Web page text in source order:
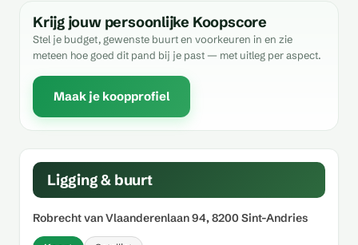
Krijg jouw persoonlijke Koopscore
Stel je budget, gewenste buurt en voorkeuren in en zie
meteen hoe goed dit pand bij je past — met uitleg per aspect.
Maak je koopprofiel
Ligging & buurt
Robrecht van Vlaanderenlaan 94, 8200 Sint-Andries